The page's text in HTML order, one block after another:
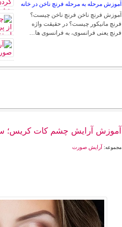
آموزش مرحله به مرحله فرنچ ناخن در خانه
آموزش فرنچ ناخن فرنچ ناخن چیست؟
فرنچ مانیکور چیست؟ در حقیقت واژه
فرنچ یعنی فرانسوی، به فرانسوی ها…
آموزش آرایش چشم کات کریس؛
مجموعه: آرایش صورت